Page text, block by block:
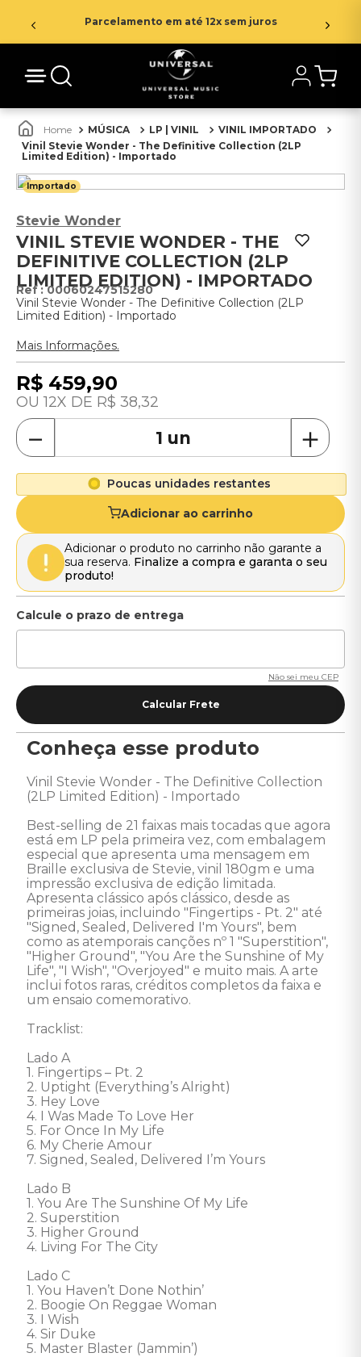
Parcelamento em até 12x sem juros
MÚSICA LP | VINIL
VINIL IMPORTADO
Vinil Stevie Wonder - The Definitive Collection (2LP
Limited Edition) - Importado
Importado
Stevie Wonder
VINIL STEVIE WONDER - THE
DEFINITIVE COLLECTION (2LP
LIMITED EDITION) - IMPORTADO
:00060247515280
Vinil Stevie Wonder - The Definitive Collection (2LP
Limited Edition) - Importado
Mais Informações.
R$ 459,90
12 R$ 38,32
＋
－
Poucas unidades restantes
Adicionar ao carrinho
Adicionar o produto no carrinho não garante a
sua reserva. Finalize a compra e garanta o seu
produto!
Não sei meu CEP
Conheça esse produto
Vinil Stevie Wonder - The Definitive Collection
(2LP Limited Edition) - Importado
Best-selling de 21 faixas mais tocadas que agora
está em LP pela primeira vez, com embalagem
especial que apresenta uma mensagem em
Braille exclusiva de Stevie, vinil 180gm e uma
impressão exclusiva de edição limitada.
Apresenta clássico após clássico, desde as
primeiras joias, incluindo "Fingertips - Pt. 2" até
"Signed, Sealed, Delivered I'm Yours", bem
como as atemporais canções nº 1 "Superstition",
"Higher Ground", "You Are the Sunshine of My
Life", "I Wish", "Overjoyed" e muito mais. A arte
inclui fotos raras, créditos completos da faixa e
um ensaio comemorativo.
Tracklist:
Lado A
1. Fingertips – Pt. 2
2. Uptight (Everything’s Alright)
3. Hey Love
4. I Was Made To Love Her
5. For Once In My Life
6. My Cherie Amour
7. Signed, Sealed, Delivered I’m Yours
Lado B
1. You Are The Sunshine Of My Life
2. Superstition
3. Higher Ground
4. Living For The City
Lado C
1. You Haven’t Done Nothin’
2. Boogie On Reggae Woman
3. I Wish
4. Sir Duke
5. Master Blaster (Jammin’)